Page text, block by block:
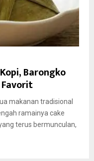
Barongko
makanan tradisional
ramainya cake
terus bermunculan,